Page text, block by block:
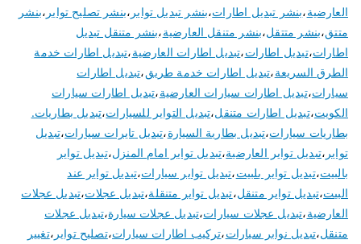
العارضية،بنشر تبديل اطارات،بنشر تبديل تواير ،بنشر تصليح تواير ،بنشر
متتق،بنشر متتقل،بنشر متنقل العارضية،بنشر متنقل تبديل
اطارات،تبديل اطارات،تبديل اطارات العارضية،تبديل اطارات خدمة
الطرق السريعة،تبديل اطارات خدمة طريق،تبديل اطارات
سيارات،تبديل اطارات سيارات العارضية،تبديل اطارات سيارات
الكويت،تبديل اطارات متنقل،تبديل التواير للسيارات،تبديل بطاريات.
بطاريات سيارات،تبديل بطارية السيارة،تبديل تايرات سيارات،تبديل
تواير ،تبديل تواير العارضية،تبديل تواير امام المنزل،تبديل تواير
بالبيت،تبديل تواير بلبيت،تبديل تواير سيارات،تبديل تواير عند
البيت،تبديل تواير متنقل،تبديل تواير متنقلة،تبديل عجلات،تبديل عجلات
العارضية،تبديل عجلات سيارات،تبديل عجلات سيارة،تبديل عجلات
متنقل،تبديل نوابر سيارات،تركيب اطارات سيارات،تصليح تواير ،تغيير